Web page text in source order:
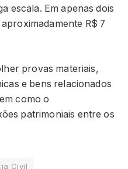
escala. Em apenas dois
R$ 7
provas materiais,
e bens relacionados
como o
patrimoniais entre os
Civil